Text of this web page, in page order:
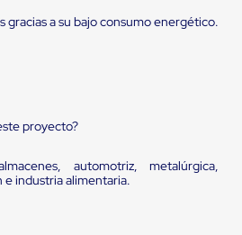
gracias a su bajo consumo energético.
proyecto?
automotriz, metalúrgica,
industria alimentaria.